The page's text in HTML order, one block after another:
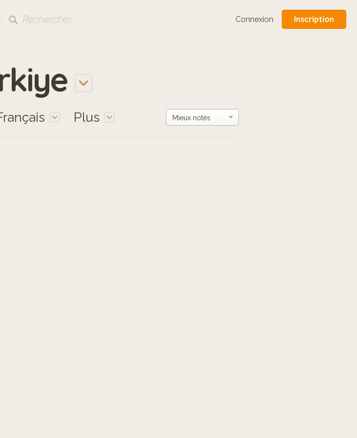
Rechercher… Connexion Inscription
Plus